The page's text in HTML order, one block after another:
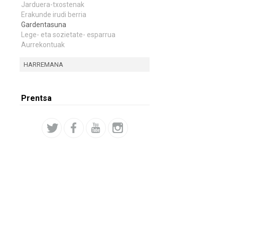
Jarduera-txostenak
Erakunde irudi berria
Gardentasuna
Lege- eta sozietate- esparrua
Aurrekontuak
HARREMANA
Prentsa